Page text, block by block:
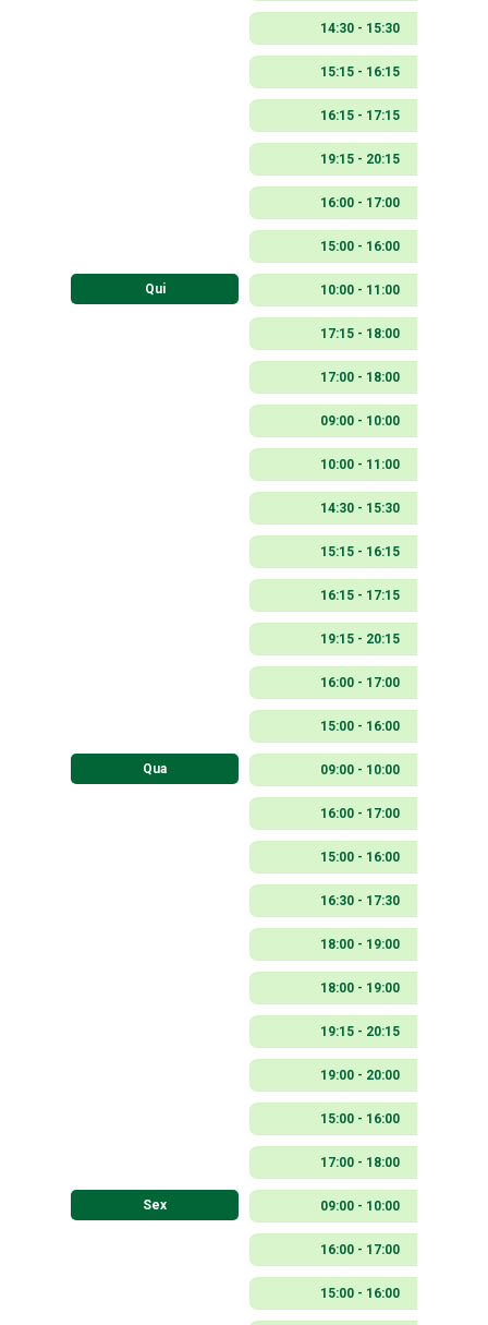
14:30 - 15:30
15:15 - 16:15
16:15 - 17:15
19:15 - 20:15
16:00 - 17:00
15:00 - 16:00
Qui 10:00 - 11:00
17:15 - 18:00
17:00 - 18:00
09:00 - 10:00
10:00 - 11:00
14:30 - 15:30
15:15 - 16:15
16:15 - 17:15
19:15 - 20:15
16:00 - 17:00
15:00 - 16:00
Qua 09:00 - 10:00
16:00 - 17:00
15:00 - 16:00
16:30 - 17:30
18:00 - 19:00
18:00 - 19:00
19:15 - 20:15
19:00 - 20:00
15:00 - 16:00
17:00 - 18:00
Sex 09:00 - 10:00
16:00 - 17:00
15:00 - 16:00